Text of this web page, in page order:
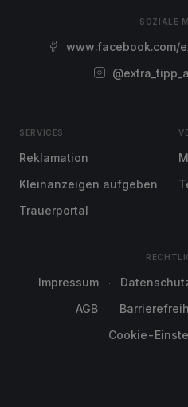
SOZIALE
www.facebook.com/
SERVICES
Reklamation
Kleinanzeigen aufgeben
Trauerportal
Impressum
AGB
Cookie-